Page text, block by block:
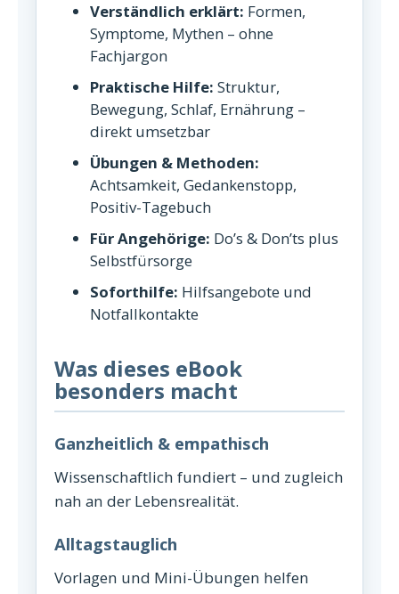
Verständlich erklärt: Formen,
Symptome, Mythen – ohne
Fachjargon
Praktische Hilfe: Struktur,
Bewegung, Schlaf, Ernährung –
direkt umsetzbar
Übungen & Methoden:
Achtsamkeit, Gedankenstopp,
Positiv-Tagebuch
Für Angehörige: Do’s & Don’ts plus
Selbstfürsorge
Soforthilfe: Hilfsangebote und
Notfallkontakte
Was dieses eBook
besonders macht
Ganzheitlich & empathisch
Wissenschaftlich fundiert – und zugleich
nah an der Lebensrealität.
Alltagstauglich
Vorlagen und Mini-Übungen helfen